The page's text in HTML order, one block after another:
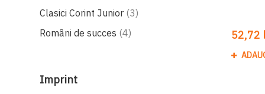
Clasici Corint Junior 3produse
Români de succes 4produse
Imprint
52,72